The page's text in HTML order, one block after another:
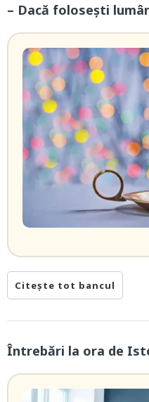
– Dacă folosești
Citește tot bancul
Întrebări la ora de